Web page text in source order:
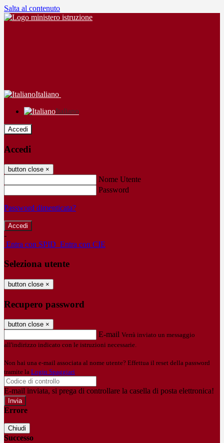
Salta al contenuto
Italiano
Italiano
Accedi
Accedi
button close ×
Nome Utente
Password
Password dimenticata?
-
Entra con SPID Entra con CIE
Seleziona utente
button close ×
Recupero password
button close ×
E-mail Verrà inviato un messaggio
all'indirizzo indicato con le istruzioni necessarie.
Non hai una e-mail associata al nome utente? Effettua il reset della password
tramite la Login Spaggiari
E-mail inviata, si prega di controllare la casella di posta elettronica!
Errore
Chiudi
Successo